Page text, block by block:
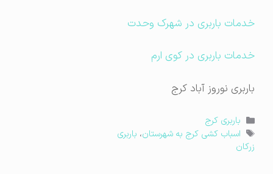
خدمات باربری در شهرک وحدت
خدمات باربری در کوی ارم
باربری نوروز آباد کرج
دسته‌ها
باربری کرج
برچسب‌ها
اسباب کشی کرج به شهرستان،باربری